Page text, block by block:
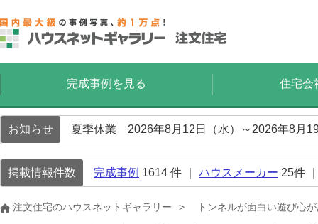
完成事例を見る 住宅会
お知らせ 夏季休業 2026年8月12日（水）～2026年8月
掲載情報件数 完成事例 1614 件 ｜ ハウスメーカー 25件
注文住宅のハウスネットギャラリー トンネルが面白い遊び心